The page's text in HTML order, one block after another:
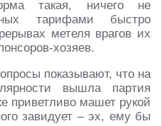
такая, ничего не
тарифами быстро
метеля врагов их
хозяев.
показывают, что на
вышла партия
приветливо машет рукой
завидует – эх, ему бы